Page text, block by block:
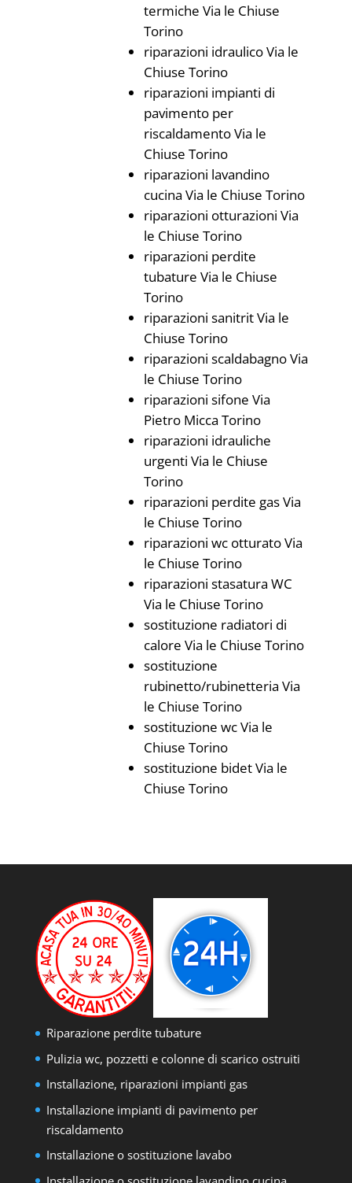
termiche Via le Chiuse
Torino
riparazioni idraulico Via le
Chiuse Torino
riparazioni impianti di
pavimento per
riscaldamento Via le
Chiuse Torino
riparazioni lavandino
cucina Via le Chiuse Torino
riparazioni otturazioni Via
le Chiuse Torino
riparazioni perdite
tubature Via le Chiuse
Torino
riparazioni sanitrit Via le
Chiuse Torino
riparazioni scaldabagno Via
le Chiuse Torino
riparazioni sifone Via
Pietro Micca Torino
riparazioni idrauliche
urgenti Via le Chiuse
Torino
riparazioni perdite gas Via
le Chiuse Torino
riparazioni wc otturato Via
le Chiuse Torino
riparazioni stasatura WC
Via le Chiuse Torino
sostituzione radiatori di
calore Via le Chiuse Torino
sostituzione
rubinetto/rubinetteria Via
le Chiuse Torino
sostituzione wc Via le
Chiuse Torino
sostituzione bidet Via le
Chiuse Torino
Riparazione perdite tubature
Pulizia wc, pozzetti e colonne di scarico ostruiti
Installazione, riparazioni impianti gas
Installazione impianti di pavimento per
riscaldamento
Installazione o sostituzione lavabo